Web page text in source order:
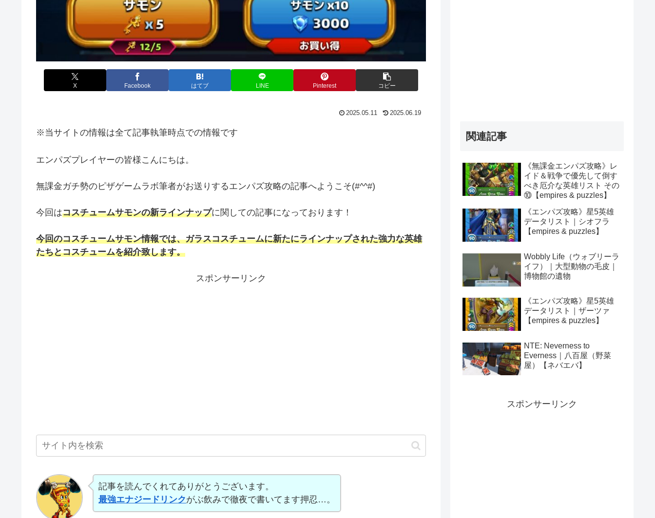
X Facebook はてブ LINE Pinterest コピー
2025.05.11 2025.06.19
※当サイトの情報は全て記事執筆時点での情報です
エンパズプレイヤーの皆様こんにちは。
無課金ガチ勢のピザゲームラボ筆者がお送りするエンパズ攻略の記事へようこそ(#^^#)
今回はコスチュームサモンの新ラインナップに関しての記事になっております！
今回のコスチュームサモン情報では、ガラスコスチュームに新たにラインナップされた強力な英雄
たちとコスチュームを紹介致します。
スポンサーリンク
記事を読んでくれてありがとうございます。
最強エナジードリンクがぶ飲みで徹夜で書いてます押忍…。
関連記事
《無課金エンパズ攻略》レ
イド＆戦争で優先して倒す
べき厄介な英雄リスト その
⑩【empires & puzzles】
《エンパズ攻略》星5英雄
データリスト｜シオフラ
【empires & puzzles】
Wobbly Life（ウォブリーラ
イフ）｜大型動物の毛皮｜
博物館の遺物
《エンパズ攻略》星5英雄
データリスト｜ザーツァ
【empires & puzzles】
NTE: Neverness to
Everness｜八百屋（野菜
屋）【ネバエバ】
スポンサーリンク